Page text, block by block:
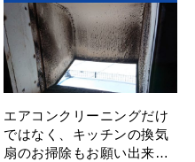
エアコンクリーニングだけ
ではなく、キッチンの換気
扇のお掃除もお願い出来ま